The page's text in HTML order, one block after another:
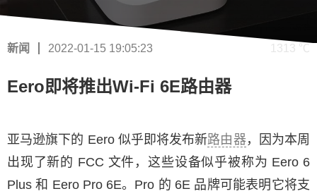
新闻 2022-01-15 19:05:23 1313 ℃
Eero即将推出Wi-Fi 6E路由器
亚马逊旗下的 Eero 似乎即将发布新路由器，因为本周
出现了新的 FCC 文件，这些设备似乎被称为 Eero 6
Plus 和 Eero Pro 6E。Pro 的 6E 品牌可能表明它将支